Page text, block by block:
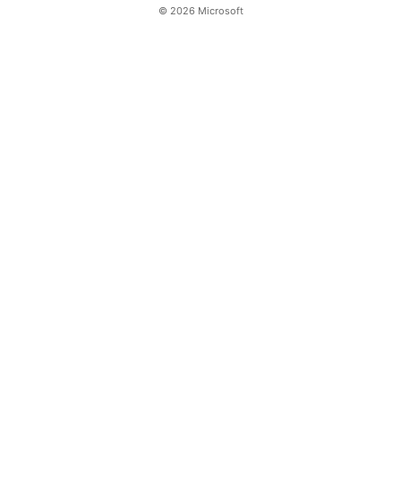
© 2026 Microsoft